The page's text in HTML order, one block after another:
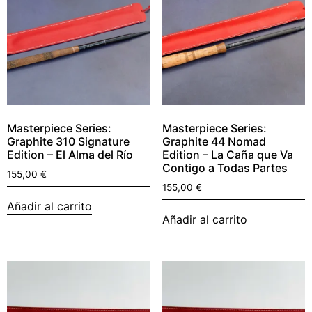
Masterpiece Series:
Graphite 310 Signature
Edition – El Alma del Río
155,00 €
Añadir al carrito
Masterpiece Series:
Graphite 44 Nomad
Edition – La Caña que Va
Contigo a Todas Partes
155,00 €
Añadir al carrito